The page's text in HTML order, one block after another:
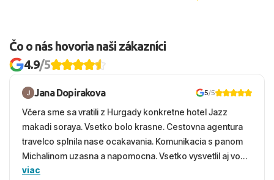
Čo o nás hovoria naši zákazníci
4.9/5
Jana Dopirakova 5/5
Včera sme sa vratili z Hurgady konkretne hotel Jazz
makadi soraya. Vsetko bolo krasne. Cestovna agentura
travelco splnila nase ocakavania. Komunikacia s panom
Michalinom uzasna a napomocna. Vsetko vysvetlil aj vo
vecernych hodinach zaco sa ospravedlnujem. Hotel
viac